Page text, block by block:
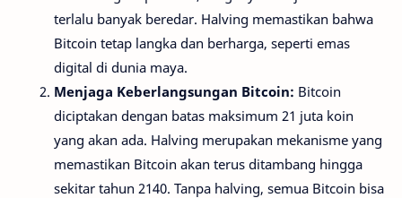
terlalu banyak beredar. Halving memastikan bahwa
Bitcoin tetap langka dan berharga, seperti emas
digital di dunia maya.
Menjaga Keberlangsungan Bitcoin: Bitcoin
diciptakan dengan batas maksimum 21 juta koin
yang akan ada. Halving merupakan mekanisme yang
memastikan Bitcoin akan terus ditambang hingga
sekitar tahun 2140. Tanpa halving, semua Bitcoin bisa